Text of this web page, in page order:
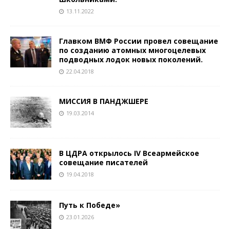
13.11.2022
Главком ВМФ России провел совещание
по созданию атомных многоцелевых
подводных лодок новых поколений.
22.04.2018
МИССИЯ В ПАНДЖШЕРЕ
19.03.2014
В ЦДРА открылось IV Всеармейское
совещание писателей
19.04.2018
Путь к Победе»
23.01.2026